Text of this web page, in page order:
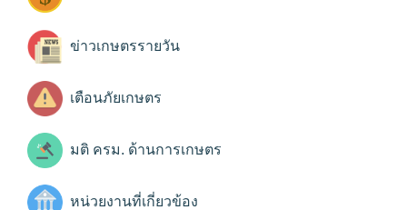
ข่าวเกษตรรายวัน
เตือนภัยเกษตร
มติ ครม. ด้านการเกษตร
หน่วยงานที่เกี่ยวข้อง